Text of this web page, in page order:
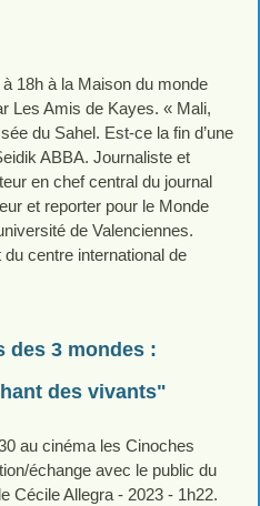
18h à la Maison du monde
Les Amis de Kayes. « Mali,
du Sahel. Est-ce la fin d’une
ABBA. Journaliste et
en chef central du journal
et reporter pour le Monde
de Valenciennes.
centre international de
des 3 mondes :
des vivants"
au cinéma les Cinoches
échange avec le public du
Cécile Allegra - 2023 - 1h22.